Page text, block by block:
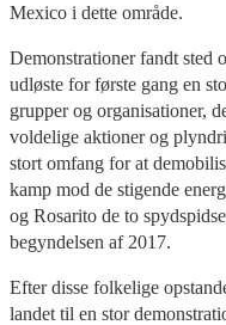
Mexico i dette område.
Demonstrationer fandt sted
udløste for første gang en
grupper og organisationer,
voldelige aktioner og
stort omfang for at
kamp mod de stigende
og Rosarito de to
begyndelsen af 2017.
Efter disse folkelige
landet til en stor